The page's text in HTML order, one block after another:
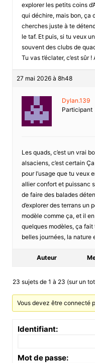
explorer les petits coins
qui déchire, mais bon, ça
cherches juste à te
le taf. Et puis, si tu veux
souvent des clubs de
Tu vas t’éclater, c’est sûr
27 mai 2026 à 8h48
Dylan.139
Participant
Les quads, c’est un vrai
alsaciens, c’est certain
pour l’usage que tu veux
allier confort et puissanc
de faire des balades
d’explorer des terrans un
modèle comme ça, et il
quelques modèles, ça
belles journées, la nature
Auteur
23 sujets de 1 à 23 (sur un
Vous devez être connecté
Identifiant:
Mot de passe: